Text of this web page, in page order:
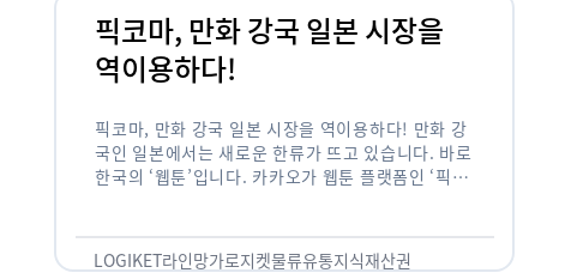
픽코마, 만화 강국 일본 시장을
역이용하다!
픽코마, 만화 강국 일본 시장을 역이용하다! 만화 강
국인 일본에서는 새로운 한류가 뜨고 있습니다. 바로
한국의 ‘웹툰’입니다. 카카오가 웹툰 플랫폼인 ‘픽코
LOGIKET라인망가로지켓물류유통지식재산권